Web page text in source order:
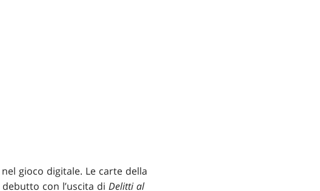
nel gioco digitale. Le carte della
con l’uscita di Delitti al